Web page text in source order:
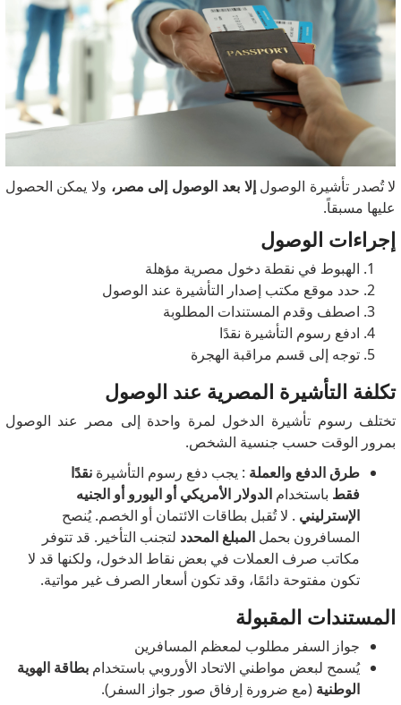
لا تُصدر تأشيرة الوصولإلا بعد الوصول إلى مصر، ولا يمكن الحصول
عليها مسبقاً.
إجراءات الوصول
الهبوط في نقطة دخول مصرية مؤهلة
حدد موقع مكتب إصدار التأشيرة عند الوصول
اصطف وقدم المستندات المطلوبة
ادفع رسوم التأشيرة نقدًا
توجه إلى قسم مراقبة الهجرة
تكلفة التأشيرة المصرية عند الوصول
تختلف رسوم تأشيرة الدخول لمرة واحدة إلى مصر عند الوصول
بمرور الوقت حسب جنسية الشخص.
طرق الدفع والعملة : يجب دفع رسوم التأشيرة نقدًا
فقط باستخدام الدولار الأمريكي أو اليورو أو الجنيه
الإسترليني . لا تُقبل بطاقات الائتمان أو الخصم. يُنصح
المسافرون بحمل المبلغ المحدد لتجنب التأخير. قد تتوفر
مكاتب صرف العملات في بعض نقاط الدخول، ولكنها قد لا
تكون مفتوحة دائمًا، وقد تكون أسعار الصرف غير مواتية.
المستندات المقبولة
جواز السفر مطلوب لمعظم المسافرين
يُسمح لبعض مواطني الاتحاد الأوروبي باستخدام بطاقة الهوية
الوطنية (مع ضرورة إرفاق صور جواز السفر).